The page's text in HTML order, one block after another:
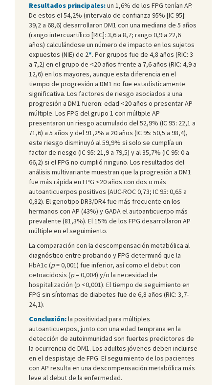
Resultados principales:un 1,6% de los FPG tenían AP.
De estos el 54,2% (intervalo de confianza 95% [IC 95]:
39,2 a 68,6) desarrollaron DM1 con una mediana de 5 años
(rango intercuartílico [RIC]: 3,6 a 8,7; rango 0,9 a 22,6
años) calculándose un número de impacto en los sujetos
expuestos (NIE) de 2*. Por grupos fue de 4,8 años (RIC: 3
a 7,2) en el grupo de <20 años frente a 7,6 años (RIC: 4,9 a
12,6) en los mayores, aunque esta diferencia en el
tiempo de progresión a DM1 no fue estadísticamente
significativa. Los factores de riesgo asociados a una
progresión a DM1 fueron: edad <20 años o presentar AP
múltiple. Los FPG del grupo 1 con múltiple AP
presentaron un riesgo acumulado del 52,9% (IC 95: 22,1 a
71,6) a 5 años y del 91,2% a 20 años (IC 95: 50,5 a 98,4),
este riesgo disminuyó al 59,9% si solo se cumplía un
factor de riesgo (IC 95: 21,9 a 79,5) y al 35,7% (IC 95: 0 a
66,2) si el FPG no cumplió ninguno. Los resultados del
análisis multivariante muestran que la progresión a DM1
fue más rápida en FPG <20 años con dos o más
autoanticuerpos positivos (AUC-ROC 0,73; IC 95: 0,65 a
0,82). El genotipo DR3/DR4 fue más frecuente en los
hermanos con AP (43%) y GADA el autoanticuerpo más
prevalente (81,3%). El 15% de los FPG desarrollaron AP
múltiple en el seguimiento.
La comparación con la descompensación metabólica al
diagnóstico entre probando y FPG determinó que la
HbA1c (p= 0,001) fue inferior, así como el debut con
cetoacidosis (p= 0,004) y/o la necesidad de
hospitalización (p <0,001). El tiempo de seguimiento en
FPG sin síntomas de diabetes fue de 6,8 años (RIC: 3,7-
24,1).
Conclusión:la positividad para múltiples
autoanticuerpos, junto con una edad temprana en la
detección de autoinmunidad son fuertes predictores de
la ocurrencia de DM1. Los adultos jóvenes deben incluirse
en el despistaje de FPG. El seguimiento de los pacientes
con AP resulta en una descompensación metabólica más
leve al debut de la enfermedad.